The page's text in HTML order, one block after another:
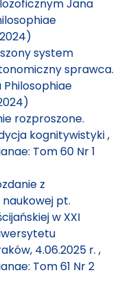
Jana
system
sprawca.
Philosophiae
rozproszone.
kognitywistyki,
Tom 60 Nr 1
z
pt.
w XXI
4.06.2025 r. ,
Tom 61 Nr 2